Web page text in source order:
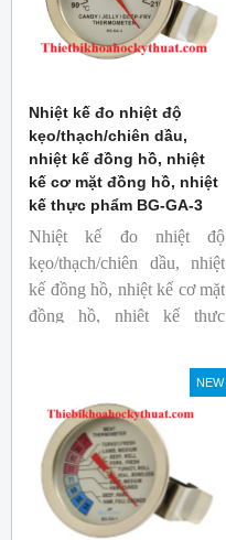
Nhiệt kế đo nhiệt độ
kẹo/thạch/chiên dầu,
nhiệt kế đồng hồ, nhiệt
kế cơ mặt đồng hồ, nhiệt
kế thực phẩm BG-GA-3
Nhiệt kế đo nhiệt độ
kẹo/thạch/chiên dầu, nhiệt
kế đồng hồ, nhiệt kế cơ mặt
đồng hồ, nhiệt kế thực
Thương hiệu: Blue Gizmo
NEW